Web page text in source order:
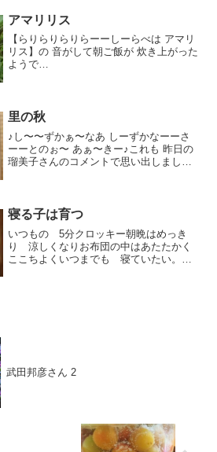
アマリリス
【らりらりらりらーーしーらべは アマリ
リス】の 音がして朝ご飯が 炊き上がった
ようで
で夜明け前はけっこう いろんな 音が聴こ
里の秋
♪し〜〜ずかぁ〜なあ しーずかなーーさ
ーーとのぉ〜 あぁ〜きー♪これも 昨日の
瑠美子さんのコメントで思い出しまし
婆でしたが歌は...
寝る子は育つ
いつもの 5分クロッキー朝晩はめっき
り 涼しくなりお布団の中はあたたかく
ここちよくいつまでも 寝ていたい。ー
武田邦彦さん 2